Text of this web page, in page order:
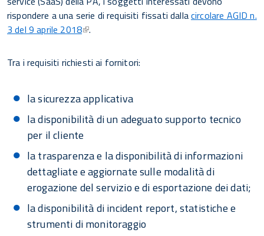
rispondere a una serie di requisiti fissati dallacircolare AGID n.
3 del 9 aprile 2018 .
Tra i requisiti richiesti ai fornitori:
la sicurezza applicativa
la disponibilità di un adeguato supporto tecnico
per il cliente
la trasparenza e la disponibilità di informazioni
dettagliate e aggiornate sulle modalità di
erogazione del servizio e di esportazione dei dati;
la disponibilità di incident report, statistiche e
strumenti di monitoraggio